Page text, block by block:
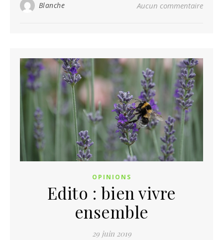
Blanche Aucun commentaire
OPINIONS
Edito : bien vivre
ensemble
29 juin 2019